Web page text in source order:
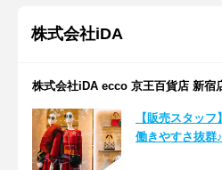
株式会社iDA
株式会社iDA ecco 京王百貨店 新宿
【販売スタッ
働きやすさ抜群♪